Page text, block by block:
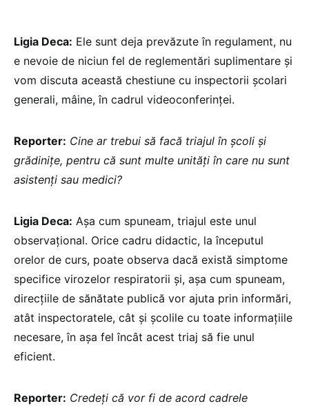
Ligia Deca: Ele sunt deja prevăzute în regulament, nu
e nevoie de niciun fel de reglementări suplimentare și
vom discuta această chestiune cu inspectorii școlari
generali, mâine, în cadrul videoconferinței.
Reporter: Cine ar trebui să facă triajul în școli și
grădinițe, pentru că sunt multe unități în care nu sunt
asistenți sau medici?
Ligia Deca: Așa cum spuneam, triajul este unul
observațional. Orice cadru didactic, la începutul
orelor de curs, poate observa dacă există simptome
specifice virozelor respiratorii și, așa cum spuneam,
direcțiile de sănătate publică vor ajuta prin informări,
atât inspectoratele, cât și școlile cu toate informațiile
necesare, în așa fel încât acest triaj să fie unul
eficient.
Reporter: Credeți că vor fi de acord cadrele